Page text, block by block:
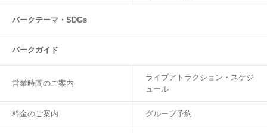
パークテーマ・SDGs
パークガイド
営業時間のご案内
ライブアトラクション・スケジ
ュール
料金のご案内 グループ予約